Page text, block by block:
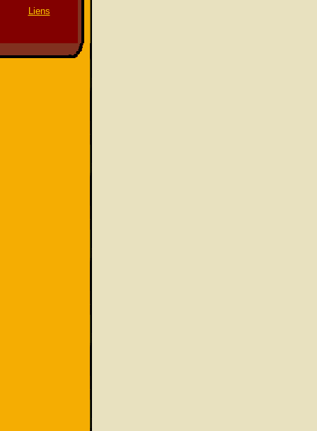
Liens